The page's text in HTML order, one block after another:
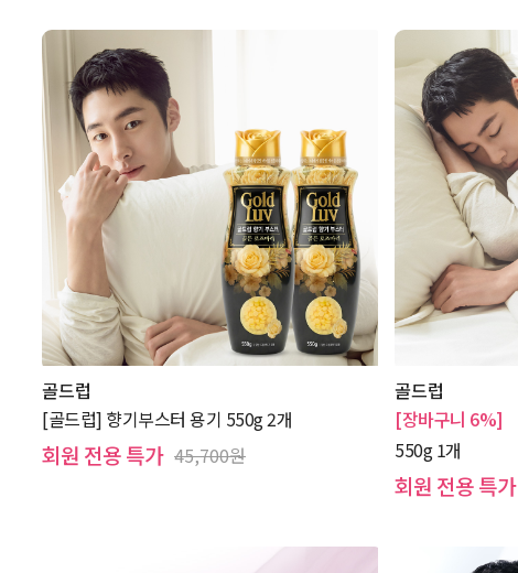
골드럽
[골드럽] 향기부스터 용기 550g 2개
회원 전용 특가 45,700원
골드럽
[장바구니 6%]
550g 1개
회원 전용 특가